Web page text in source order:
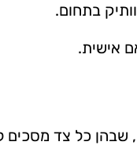
בתחום.
אישית.
שבהן כל צד